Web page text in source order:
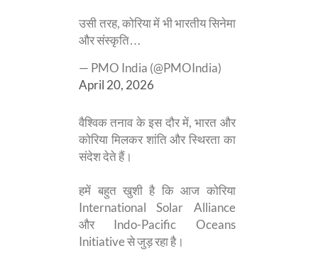
उसी तरह, कोरिया में भी भारतीय सिनेमा
और संस्कृति…
— PMO India (@PMOIndia)
April 20, 2026
वैश्विक तनाव के इस दौर में, भारत और
कोरिया मिलकर शांति और स्थिरता का
संदेश देते हैं।
हमें बहुत खुशी है कि आज कोरिया
International Solar Alliance
और Indo-Pacific Oceans
Initiative से जुड़ रहा है।